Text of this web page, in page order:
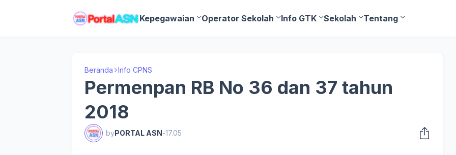
Kepegawaian Operator Sekolah Info GTK Sekolah Tentang
Beranda Info CPNS
Permenpan RB No 36 dan 37 tahun
2018
byPORTAL ASN-17.05